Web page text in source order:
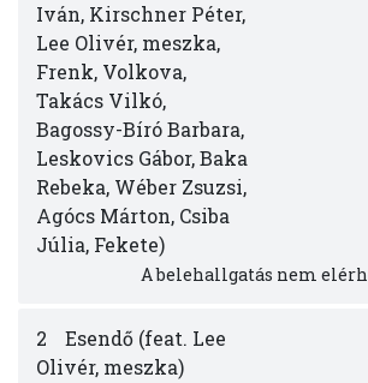
Iván, Kirschner Péter,
Lee Olivér, meszka,
Frenk, Volkova,
Takács Vilkó,
Bagossy-Bíró Barbara,
Leskovics Gábor, Baka
Rebeka, Wéber Zsuzsi,
Agócs Márton, Csiba
Júlia, Fekete)
A belehallgatás nem
2
Esendő (feat. Lee
Olivér, meszka)